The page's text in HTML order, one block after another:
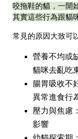
咬拖鞋的貓，一開
其實這些行為跟貓
常見的原因大致可
營養不均或
貓咪去亂吃
腸胃吸收不
異常進食行
壓力與焦慮
影響